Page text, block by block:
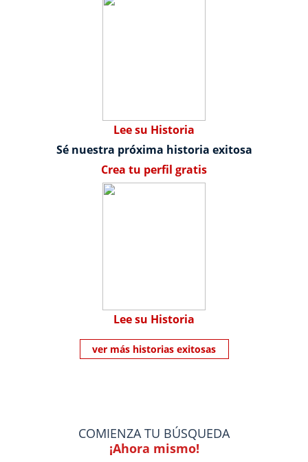
Lee su Historia
Sé nuestra próxima historia exitosa
Crea tu perfil gratis
Lee su Historia
ver más historias exitosas
COMIENZA TU BÚSQUEDA
¡Ahora mismo!